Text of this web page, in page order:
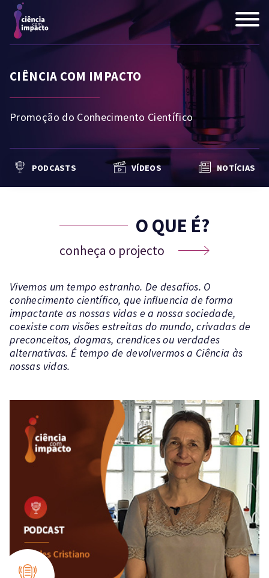
CIÊNCIA COM IMPACTO
Promoção do Conhecimento Científico
PODCASTS VÍDEOS NOTÍCIAS
O QUE É?
conheça o projecto
Vivemos um tempo estranho. De desafios. O
conhecimento científico, que influencia de forma
impactante as nossas vidas e a nossa sociedade,
coexiste com visões estreitas do mundo, crivadas de
preconceitos, dogmas, crendices ou verdades
alternativas. É tempo de devolvermos a Ciência às
nossas vidas.